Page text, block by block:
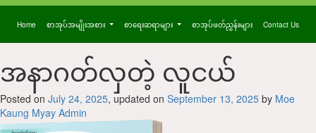
Home စာအုပ်အမျိုးအစား စာရေးဆရာများ စာအုပ်ဖတ်ညွှန်းများ Contact Us
အနာဂတ်လှတဲ့ လူငယ်
Posted on July 24, 2025, updated on September 13, 2025 by Moe
Kaung Myay Admin